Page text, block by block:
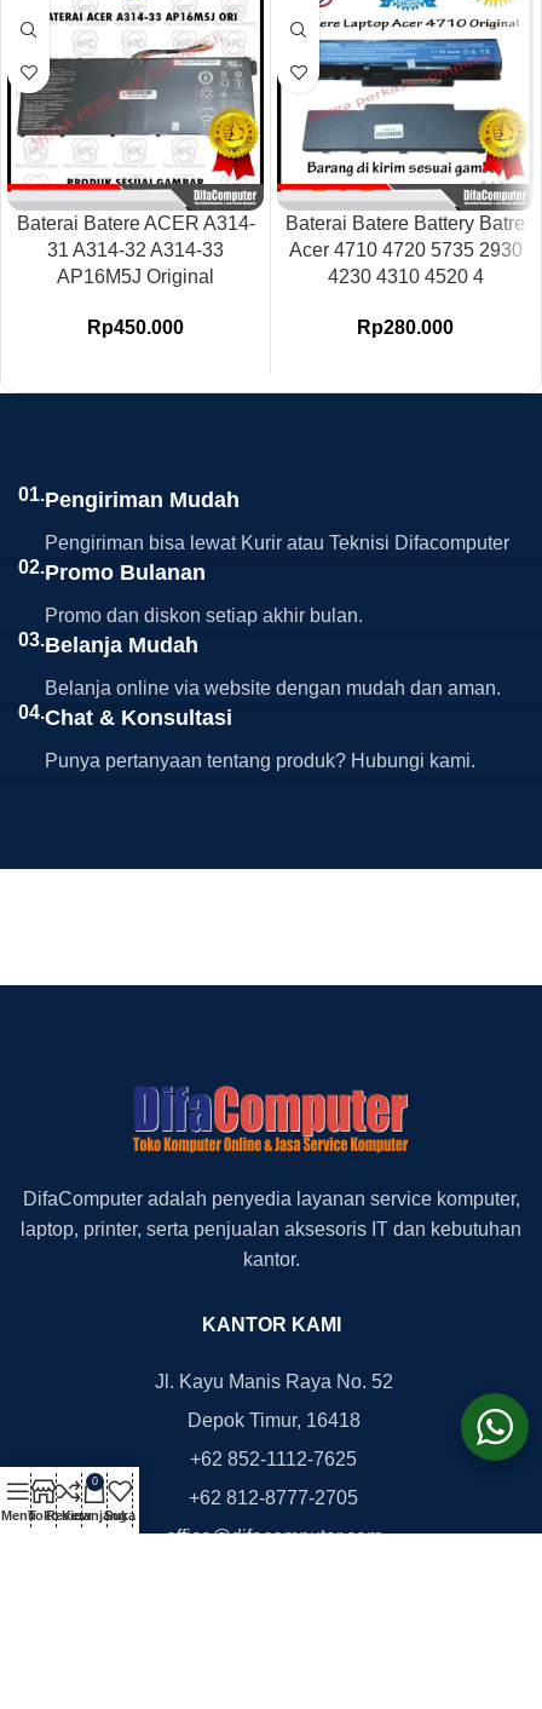
Baterai Batere ACER A314-
31 A314-32 A314-33
AP16M5J Original
Rp450.000
Baterai Batere Battery Batre
Acer 4710 4720 5735 2930
4230 4310 4520 4
Rp280.000
01.Pengiriman Mudah
Pengiriman bisa lewat Kurir atau Teknisi Difacomputer
02.Promo Bulanan
Promo dan diskon setiap akhir bulan.
03.Belanja Mudah
Belanja online via website dengan mudah dan aman.
04.Chat & Konsultasi
Punya pertanyaan tentang produk? Hubungi kami.
DifaComputer adalah penyedia layanan service komputer,
laptop, printer, serta penjualan aksesoris IT dan kebutuhan
kantor.
KANTOR KAMI
Jl. Kayu Manis Raya No. 52
Depok Timur, 16418
+62 852-1112-7625
+62 812-8777-2705
office@difacomputer.com
MenuTokoReview
0
Keranjang
Suka